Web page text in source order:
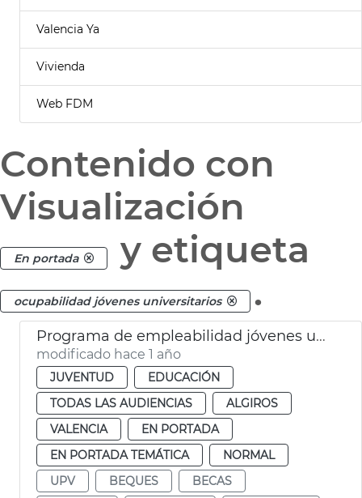
Valencia Ya
Vivienda
Web FDM
Contenido con
Visualización
En portada y etiqueta
ocupabilidad jóvenes universitarios .
Programa de empleabilidad jóvenes universitarios UPV
modificado hace 1 año
JUVENTUD
EDUCACIÓN
TODAS LAS AUDIENCIAS
ALGIROS
VALENCIA
EN PORTADA
EN PORTADA TEMÁTICA
NORMAL
UPV
BEQUES
BECAS